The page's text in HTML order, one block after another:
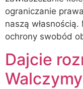
ograniczanie
naszą
ochrony swobód
Dajcie